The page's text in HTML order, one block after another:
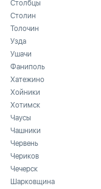
Столбцы
Столин
Толочин
Узда
Ушачи
Фаниполь
Хатежино
Хойники
Хотимск
Чаусы
Чашники
Червень
Чериков
Чечерск
Шарковщина